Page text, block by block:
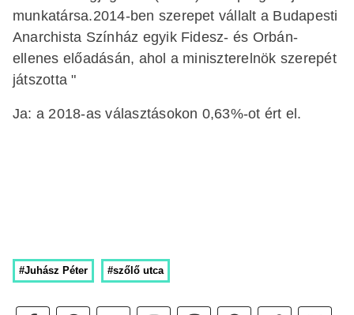
munkatársa.2014-ben szerepet vállalt a Budapesti
Anarchista Színház egyik Fidesz- és Orbán-
ellenes előadásán, ahol a miniszterelnök szerepét
játszotta "
Ja: a 2018-as választásokon 0,63%-ot ért el.
#Juhász Péter #szőlő utca